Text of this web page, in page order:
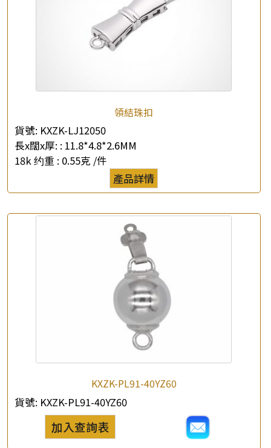
領結珠扣
貨號: KXZK-LJ12050
長x闊x厚: : 11.8*4.8*2.6MM
18k 约重 : 0.55克 /件
產品詳情
KXZK-PL91-40YZ60
貨號: KXZK-PL91-40YZ60
加入查詢表